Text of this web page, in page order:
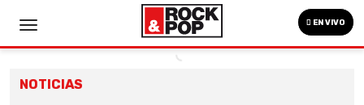
EN VIVO
NOTICIAS